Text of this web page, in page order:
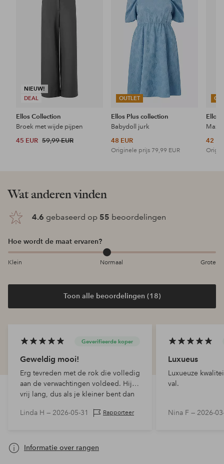
NIEUW!
DEAL
Ellos Collection
Broek met wijde pijpen
45 EUR 59,99 EUR
OUTLET
favorieten
Ellos Plus collection
Babydoll jurk
48 EUR
Originele prijs 79,99 EUR
Ellos
Maxi-
42
Wat anderen vinden
4.6 gebaseerd op 55 beoordelingen
Hoe wordt de maat ervaren?
Klein Normaal Grote
Toon alle beoordelingen (18)
Geverifieerde koper
Geweldig mooi!
Erg tevreden met de rok die volledig
aan de verwachtingen voldeed. Hij is
vrij lang, dus als je kleiner bent dan
inkorten.
Linda H — 2026-05-31 Rapporteer
Luxueus
Luxueuze
val.
Nina F — 2026-
Informatie over rangen